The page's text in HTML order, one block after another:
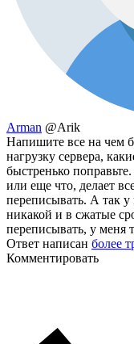
Arman @Arik
Напишите все на чем
нагрузку сервера,
быстренько
или еще что, делает
переписывать. А так у
никакой и в сжатые
переписывать, у меня
Ответ написан более
Комментировать